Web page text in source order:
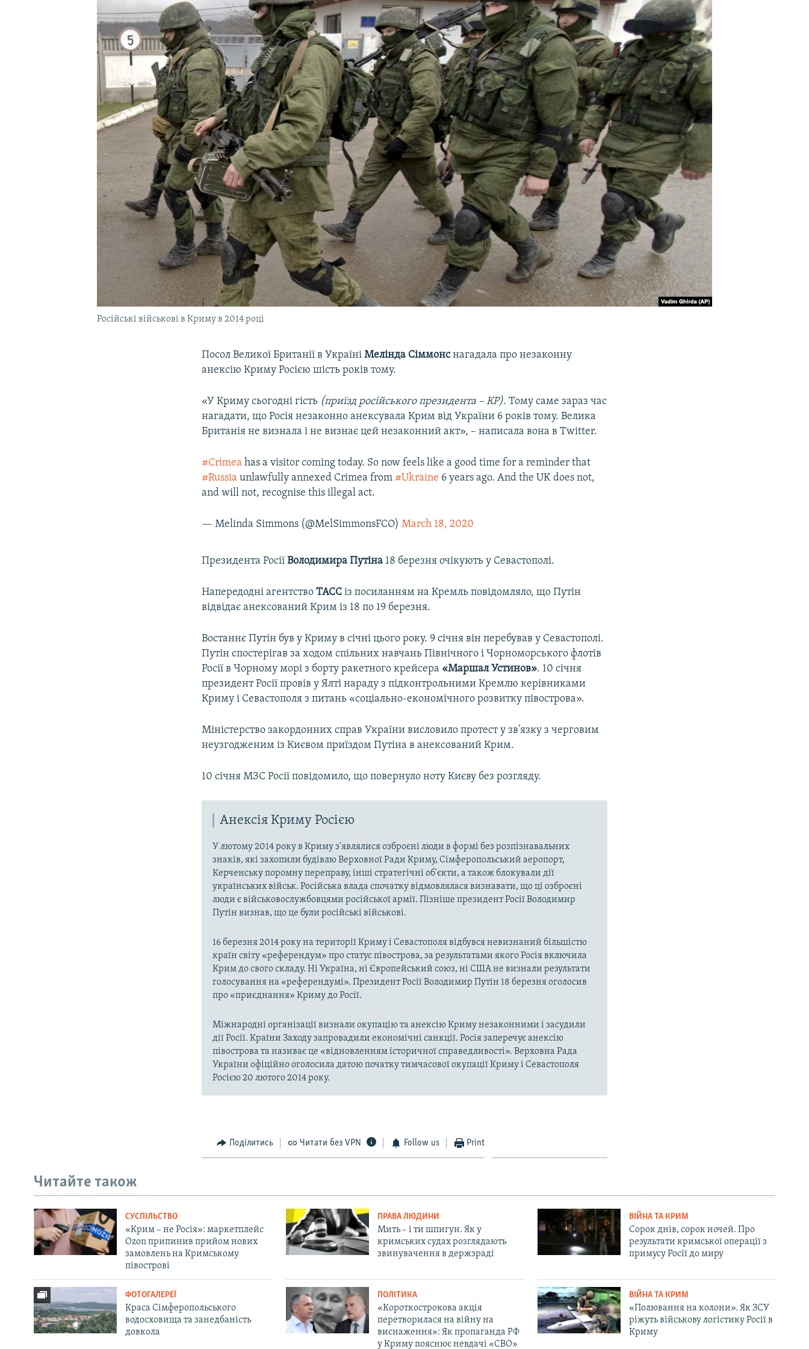
УКРАЇНСЬКА ПРОБЛЕМА КРИМУ
Російські військові в Криму в 2014 році
Посол Великої Британії в Україні Мелінда Сіммонснагадала про незаконну
анексію Криму Росією шість років тому.
«У Криму сьогодні гість (приїзд російського президента – КР). Тому саме зараз час
нагадати, що Росія незаконно анексувала Крим від України 6 років тому. Велика
Британія не визнала і не визнає цей незаконний акт», – написала вона в Twitter.
#Crimea has a visitor coming today. So now feels like a good time for a reminder that
#Russia unlawfully annexed Crimea from #Ukraine 6 years ago. And the UK does not,
and will not, recognise this illegal act.
— Melinda Simmons (@MelSimmonsFCO)March 18, 2020
Президента РосіїВолодимира Путіна 18 березня очікують у Севастополі.
Напередодні агентствоТАСС із посиланням на Кремль повідомляло, що Путін
відвідає анексований Крим із 18 по 19 березня.
Востаннє Путін був у Криму в січні цього року. 9 січня він перебував у Севастополі.
Путін спостерігав за ходом спільних навчань Північного і Чорноморського флотів
Росії в Чорному морі з борту ракетного крейсера «Маршал Устинов». 10 січня
президент Росії провів у Ялті нараду з підконтрольними Кремлю керівниками
Криму і Севастополя з питань «соціально-економічного розвитку півострова».
Міністерство закордонних справ України висловило протест у зв'язку з черговим
неузгодженим із Києвом приїздом Путіна в анексований Крим.
10 січня МЗС Росії повідомило, що повернуло ноту Києву без розгляду.
Анексія Криму Росією
У лютому 2014 року в Криму з'являлися озброєні люди в формі без розпізнавальних
знаків, які захопили будівлю Верховної Ради Криму, Сімферопольський аеропорт,
Керченську поромну переправу, інші стратегічні об'єкти, а також блокували дії
українських військ. Російська влада спочатку відмовлялася визнавати, що ці озброєні
люди є військовослужбовцями російської армії. Пізніше президент Росії Володимир
Путін визнав, що це були російські військові.
16 березня 2014 року на території Криму і Севастополя відбувся невизнаний більшістю
країн світу «референдум» про статус півострова, за результатами якого Росія включила
Крим до свого складу. Ні Україна, ні Європейський союз, ні США не визнали результати
голосування на «референдумі». Президент Росії Володимир Путін 18 березня оголосив
про «приєднання» Криму до Росії.
Міжнародні організації визнали окупацію та анексію Криму незаконними і засудили
дії Росії. Країни Заходу запровадили економічні санкції. Росія заперечує анексію
півострова та називає це «відновленням історичної справедливості». Верховна Рада
України офіційно оголосила датою початку тимчасової окупації Криму і Севастополя
Росією 20 лютого 2014 року.
Поділитись Читати без VPN Follow us Print
Читайте також
СУСПІЛЬСТВО
«Крим – не Росія»: маркетплейс
Ozon припинив прийом нових
замовлень на Кримському
півострові
ПРАВА ЛЮДИНИ
Мить – і ти шпигун. Як у
кримських судах розглядають
звинувачення в держзраді
ВІЙНА ТА КРИМ
Сорок днів, сорок ночей. Про
результати кримської операції з
примусу Росії до миру
ФОТОГАЛЕРЕЇ
Краса Сімферопольського
водосховища та занедбаність
довкола
ПОЛІТИКА
«Короткострокова акція
перетворилася на війну на
виснаження»: Як пропаганда РФ
у Криму пояснює невдачі «СВО»
ВІЙНА ТА КРИМ
«Полювання на колони». Як ЗСУ
ріжуть військову логістику Росії в
Криму